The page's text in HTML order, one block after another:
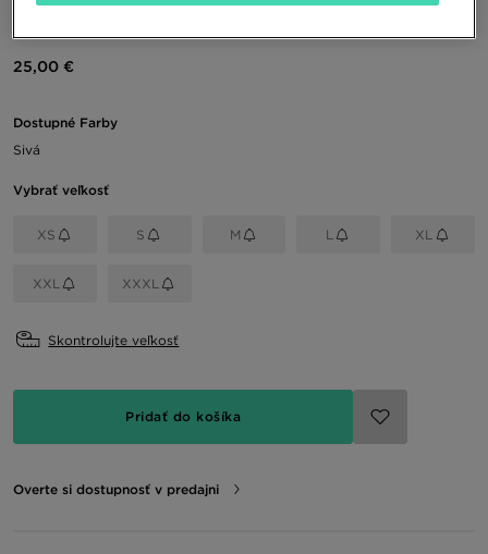
JORDAN ESSENTIAL OVERHEAD HOODIE
25,00 €
Dostupné Farby
Sivá
Vybrať veľkosť
XS S M L XL
XXL XXXL
Skontrolujte veľkosť
Pridať do košíka
Overte si dostupnosť v predajni